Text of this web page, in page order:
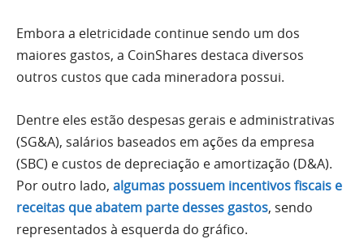
Embora a eletricidade continue sendo um dos
maiores gastos, a CoinShares destaca diversos
outros custos que cada mineradora possui.
Dentre eles estão despesas gerais e administrativas
(SG&A), salários baseados em ações da empresa
(SBC) e custos de depreciação e amortização (D&A).
Por outro lado, algumas possuem incentivos fiscais e
receitas que abatem parte desses gastos, sendo
representados à esquerda do gráfico.